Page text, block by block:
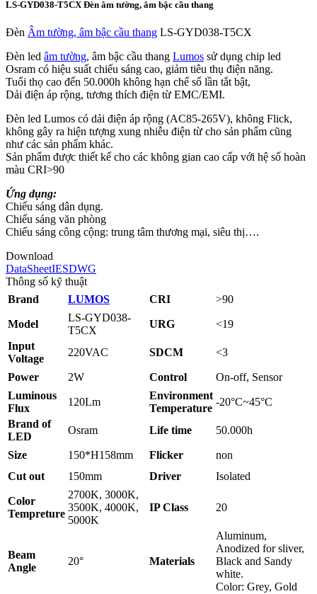
LS-GYD038-T5CX Đèn âm tường, âm bậc cầu thang
Đèn Âm tường, âm bậc cầu thang LS-GYD038-T5CX
Đèn led âm tường, âm bậc cầu thang Lumos sử dụng chip led
Osram có hiệu suất chiếu sáng cao, giảm tiêu thụ điện năng.
Tuổi thọ cao đến 50.000h không hạn chế số lần tắt bật,
Dải điện áp rộng, tương thích điện từ EMC/EMI.
Đèn led Lumos có dải điện áp rộng (AC85-265V), không Flick,
không gây ra hiện tượng xung nhiễu điện từ cho sản phẩm cũng
như các sản phẩm khác.
Sản phẩm được thiết kế cho các không gian cao cấp với hệ số hoàn
màu CRI>90
Ứng dụng:
Chiếu sáng dân dụng.
Chiếu sáng văn phòng
Chiếu sáng công cộng: trung tâm thương mại, siêu thị….
Download
DataSheetIESDWG
Thông số kỹ thuật
Brand
LUMOS CRI >90
Model
LS-GYD038-
T5CX
URG
<19
Input
Voltage
220VAC SDCM <3
Power 2W Control
On-off, Sensor
Luminous
Flux
120Lm
Environment
Temperature
-20°C~45°C
Brand of
LED
Osram Life time 50.000h
Size 150*H158mm Flicker
non
Cut out
150mm Driver Isolated
Color
Tempreture
2700K, 3000K,
3500K, 4000K,
5000K
IP Class 20
Beam
Angle
20° Materials
Aluminum,
Anodized for sliver,
Black and Sandy
white.
Color: Grey, Gold